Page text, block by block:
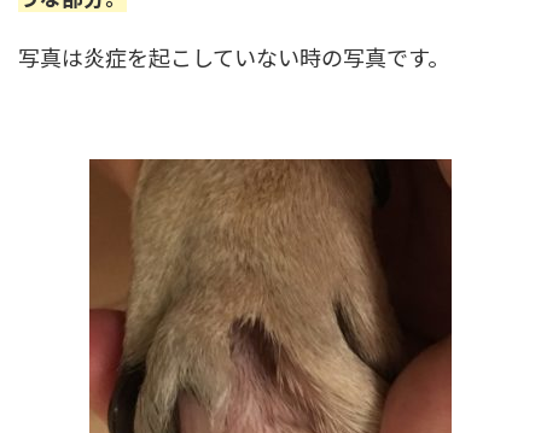
写真は炎症を起こしていない時の写真です。